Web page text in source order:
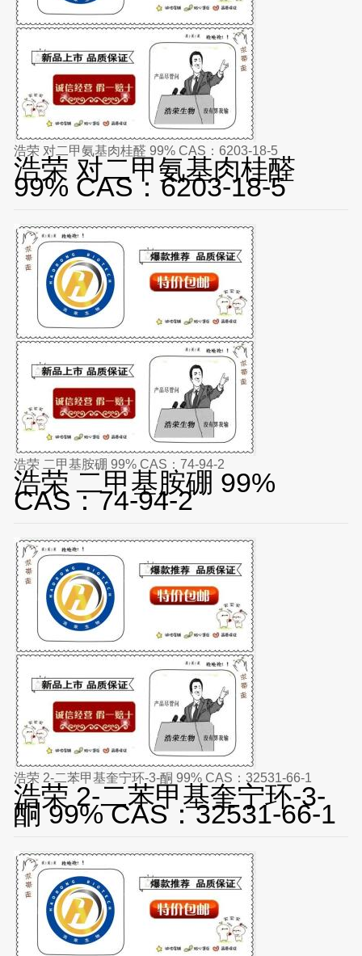
浩荣 对二甲氨基肉桂醛 99% CAS：6203-18-5
浩荣 对二甲氨基肉桂醛
99% CAS：6203-18-5
浩荣 二甲基胺硼 99% CAS：74-94-2
浩荣 二甲基胺硼 99%
CAS：74-94-2
浩荣 2-二苯甲基奎宁环-3-酮 99% CAS：32531-66-1
浩荣 2-二苯甲基奎宁环-3-
酮 99% CAS：32531-66-1